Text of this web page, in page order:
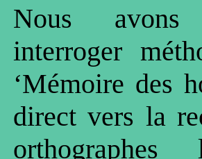
Nous avons
interroger
‘Mémoire des
direct vers la